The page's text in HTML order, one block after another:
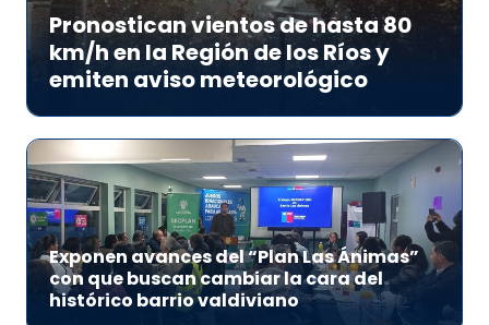
Pronostican vientos de hasta 80
km/h en la Región de los Ríos y
emiten aviso meteorológico
Exponen avances del “Plan Las Ánimas”
con que buscan cambiar la cara del
histórico barrio valdiviano